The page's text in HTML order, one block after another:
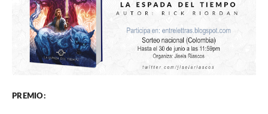
PREMIO: